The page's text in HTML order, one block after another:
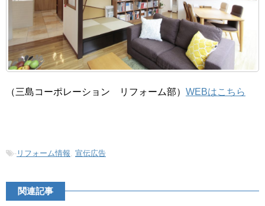
（三島コーポレーション リフォーム部） WEBはこちら
- リフォーム情報 宣伝広告
関連記事